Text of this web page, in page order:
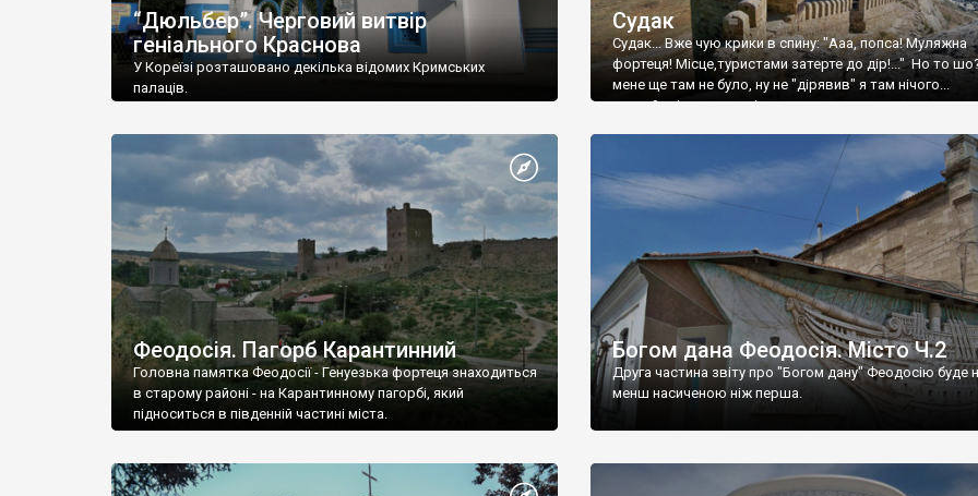
“Дюльбер”. Черговий витвір
геніального Краснова
У Кореїзі розташовано декілька відомих Кримських
палаців.
Судак
Судак... Вже чую крики в спину: "Ааа, попса! Муляжна
фортеця! Місце,туристами затерте до дір!..." Но то
мене ще там не було, ну не "дірявив" я там нічого...
принаймні до цього літа.
Феодосія. Пагорб Карантинний
Головна памятка Феодосії - Генуезька фортеця знаходиться
в старому районі - на Карантинному пагорбі, який
підноситься в південній частині міста.
Богом дана Феодосія. Місто Ч.2
Друга частина звіту про "Богом дану" Феодосію буде
менш насиченою ніж перша.